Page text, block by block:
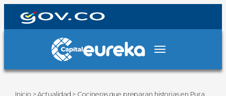
Inicio >Actualidad > Cocineras que preparan historias en Pura